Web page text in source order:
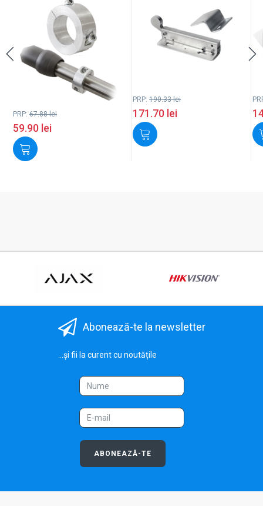
PRP: 67.88lei
59.90 lei
PRP: 190.33lei
171.70 lei
Abonează-te la newsletter
...și fii la curent cu noutățile
ABONEAZĂ-TE